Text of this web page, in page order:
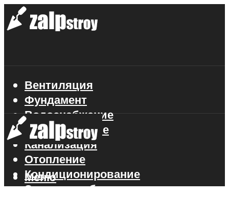
Вентиляция
Фундамент
Водоснабжение
Газоснабжение
Канализация
Отопление
Кондиционирование
Электроснабжение
Меню